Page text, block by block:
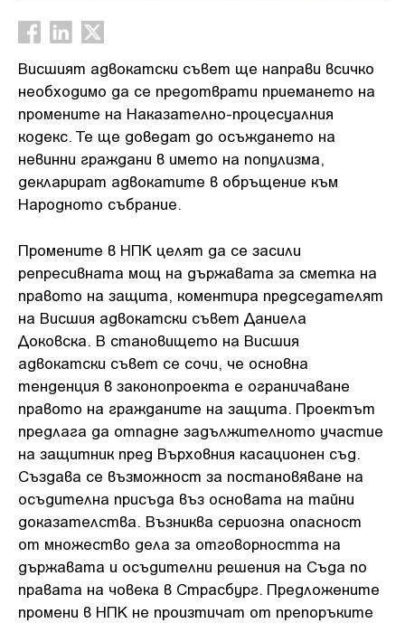
Висшият адвокатски съвет ще направи всичко
необходимо да се предотврати приемането на
промените на Наказателно-процесуалния
кодекс. Те ще доведат до осъждането на
невинни граждани в името на популизма,
декларират адвокатите в обръщение към
Народното събрание.
Промените в НПК целят да се засили
репресивната мощ на държавата за сметка на
правото на защита, коментира председателят
на Висшия адвокатски съвет Даниела
Доковска. В становището на Висшия
адвокатски съвет се сочи, че основна
тенденция в законопроекта е ограничаване
правото на гражданите на защита. Проектът
предлага да отпадне задължителното участие
на защитник пред Върховния касационен съд.
Създава се възможност за постановяване на
осъдителна присъда въз основата на тайни
доказателства. Възниква сериозна опасност
от множество дела за отговорността на
държавата и осъдителни решения на Съда по
правата на човека в Страсбург. Предложените
промени в НПК не произтичат от препоръките